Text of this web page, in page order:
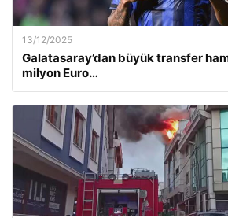
13/12/2025
Galatasaray’dan büyük transfer
milyon Euro…